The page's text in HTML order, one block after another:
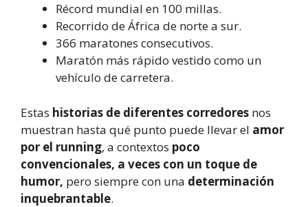
Récord mundial en 100 millas.
Recorrido de África de norte a sur.
366 maratones consecutivos.
Maratón más rápido vestido como un
vehículo de carretera.
Estas historias de diferentes corredores nos
muestran hasta qué punto puede llevar el amor
por el running, a contextos poco
convencionales, a veces con un toque de
humor, pero siempre con una determinación
inquebrantable.